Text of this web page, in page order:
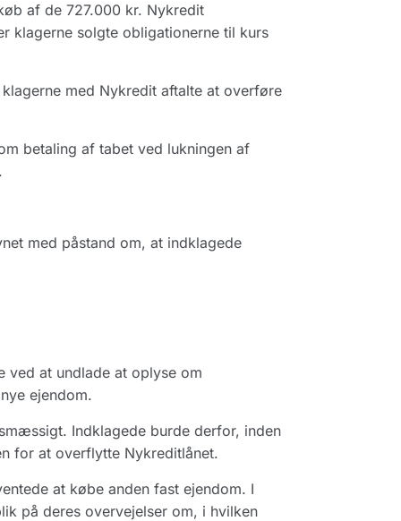
af de 727.000 kr. Nykredit
klagerne solgte obligationerne til kurs
med Nykredit aftalte at overføre
betaling af tabet ved lukningen af
med påstand om, at indklagede
ved at undlade at oplyse om
ejendom.
Indklagede burde derfor, inden
for at overflytte Nykreditlånet.
at købe anden fast ejendom. I
på deres overvejelser om, i hvilken